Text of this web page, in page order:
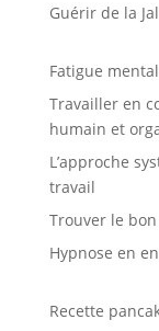
Guérir de la
Fatigue
Travailler en
humain et
L’approche
travail
Trouver le
Hypnose en
Recette